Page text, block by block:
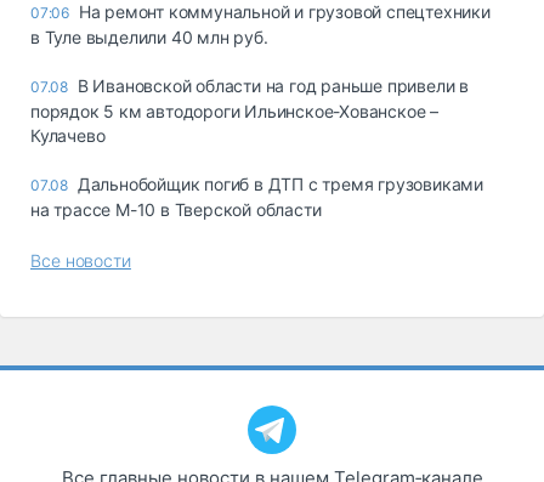
07:06 На ремонт коммунальной и грузовой спецтехники
в Туле выделили 40 млн руб.
07.08 В Ивановской области на год раньше привели в
порядок 5 км автодороги Ильинское-Хованское –
Кулачево
07.08 Дальнобойщик погиб в ДТП с тремя грузовиками
на трассе М-10 в Тверской области
Все новости